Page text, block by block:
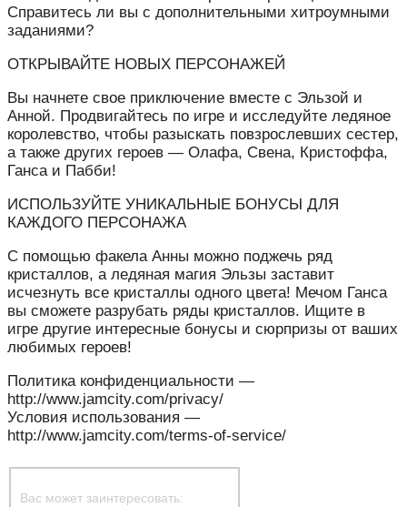
Справитесь ли вы с дополнительными хитроумными
заданиями?
ОТКРЫВАЙТЕ НОВЫХ ПЕРСОНАЖЕЙ
Вы начнете свое приключение вместе с Эльзой и
Анной. Продвигайтесь по игре и исследуйте ледяное
королевство, чтобы разыскать повзрослевших сестер,
а также других героев — Олафа, Свена, Кристоффа,
Ганса и Пабби!
ИСПОЛЬЗУЙТЕ УНИКАЛЬНЫЕ БОНУСЫ ДЛЯ
КАЖДОГО ПЕРСОНАЖА
С помощью факела Анны можно поджечь ряд
кристаллов, а ледяная магия Эльзы заставит
исчезнуть все кристаллы одного цвета! Мечом Ганса
вы сможете разрубать ряды кристаллов. Ищите в
игре другие интересные бонусы и сюрпризы от ваших
любимых героев!
Политика конфиденциальности —
http://www.jamcity.com/privacy/
Условия использования —
http://www.jamcity.com/terms-of-service/
Вас может заинтересовать: